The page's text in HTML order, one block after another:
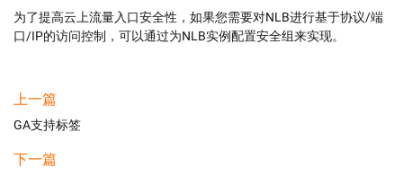
为了提高云上流量入口安全性，如果您需要对NLB进行基于协议/端
口/IP的访问控制，可以通过为NLB实例配置安全组来实现。
上一篇
GA支持标签
下一篇